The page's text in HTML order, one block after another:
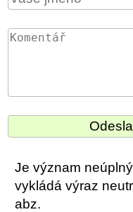
Je význam
vykládá výraz
abz.